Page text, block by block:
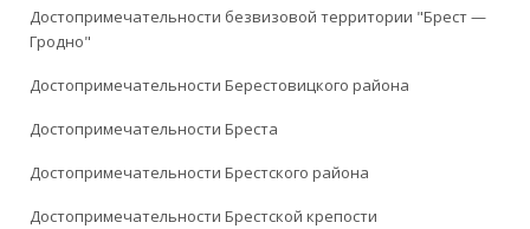
Достопримечательности безвизовой территории "Брест —
Гродно"
Достопримечательности Берестовицкого района
Достопримечательности Бреста
Достопримечательности Брестского района
Достопримечательности Брестской крепости